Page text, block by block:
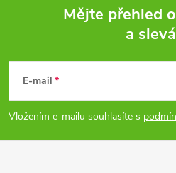
i
s
u
p
a
Mějte přehled
a
E-mail
Vložením e-mailu souhlasíte s